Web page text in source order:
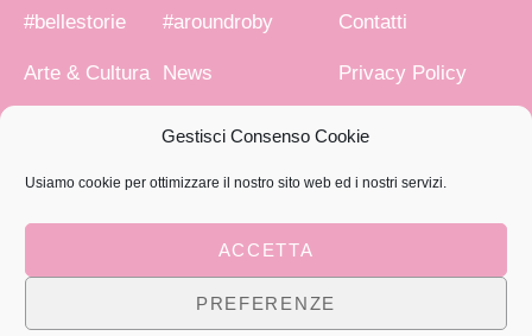
Gestisci Consenso Cookie
Usiamo cookie per ottimizzare il nostro sito web ed i nostri servizi.
ACCETTA
PREFERENZE
#bellestorie
Arte & Cultura
Food & Wine
Mister Wedding
Moda
#aroundroby
News
Salute & Benessere
SUDBOOK
Viaggi
Contatti
Privacy Policy